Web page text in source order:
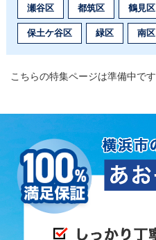
瀬谷区 都筑区 鶴見区
保土ケ谷区 緑区 南区
こちらの特集ページは準備中です